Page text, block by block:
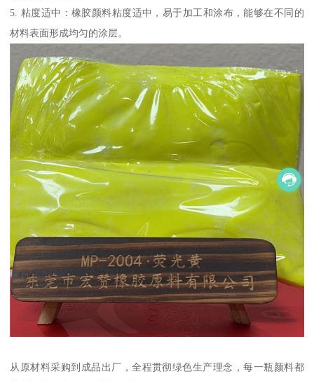
5. 粘度适中：橡胶颜料粘度适中，易于加工和涂布，能够在不同的
材料表面形成均匀的涂层。
从原材料采购到成品出厂，全程贯彻绿色生产理念，每一瓶颜料都